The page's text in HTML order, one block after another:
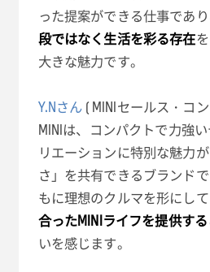
った提案ができる仕事であり
段ではなく生活を彩る存在
大きな魅力です。
Y.Nさん ( MINIセールス・コ
MINIは、コンパクトで力強
リエーションに特別な魅力
さ」を共有できるブランド
もに理想のクルマを形にし
合ったMINIライフを提供する
いを感じます。